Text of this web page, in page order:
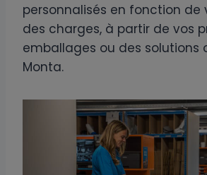
personnalisés en fonction de
des charges, à partir de vos
emballages ou des solutions
Monta.